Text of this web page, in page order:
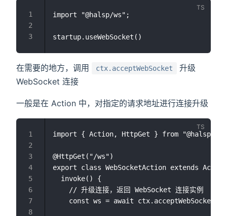
import "@halsp/ws";
在需要的地方，调用 ctx.acceptWebSocket
升级
WebSocket 连接
一般是在 Action 中，对指定的请求地址进行连接升级
import { Action, HttpGet } from "@halsp/
@HttpGet("/ws")
export class WebSocketAction extends
  invoke() {
    // 升级连接，返回 WebSocket 连接实例
    const ws = await ctx.acceptWebSocket();